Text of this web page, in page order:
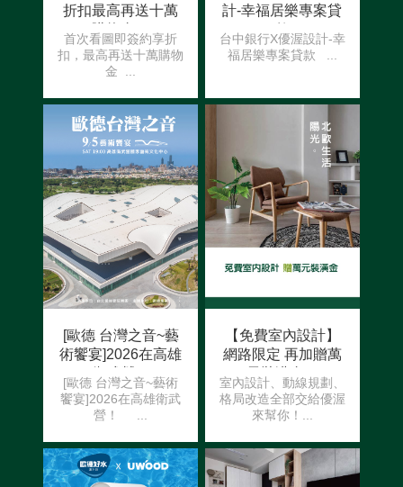
折扣 最高再送十萬
購物金！
首次看圖即簽約享折
扣，最高再送十萬購物
金 ...
計-幸福居樂專案貸
台中銀行X優渥設計-幸
福居樂專案貸款 ...
[歐德 台灣之音~藝
術饗宴]2026在高雄
衛武營！
[歐德 台灣之音~藝術
饗宴]2026在高雄衛武
營！ ...
【免費室內設計】
網路限定 再加贈萬
元裝潢金！
室內設計、動線規劃、
格局改造全部交給優渥
來幫你！...